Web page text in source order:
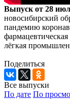
Выпуск от 28
новосибирский
пандемию
лёгкая
Поделиться
Все выпуски
По дате По